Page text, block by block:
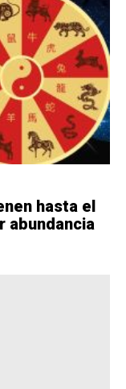
hasta el
abundancia